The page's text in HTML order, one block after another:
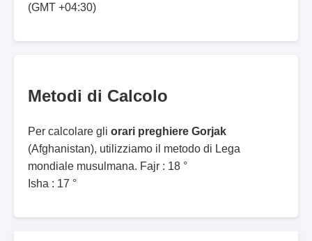
(GMT +04:30)
Metodi di Calcolo
Per calcolare gli orari preghiere Gorjak
(Afghanistan), utilizziamo il metodo di Lega
mondiale musulmana. Fajr : 18 °
Isha : 17 °